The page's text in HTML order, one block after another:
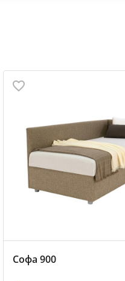
Софа 900